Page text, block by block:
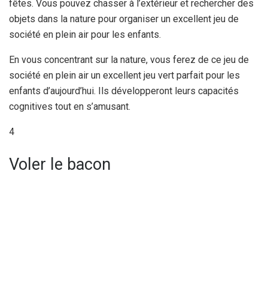
fêtes. Vous pouvez chasser à l’extérieur et rechercher des
objets dans la nature pour organiser un excellent jeu de
société en plein air pour les enfants.
En vous concentrant sur la nature, vous ferez de ce jeu de
société en plein air un excellent jeu vert parfait pour les
enfants d’aujourd’hui. Ils développeront leurs capacités
cognitives tout en s’amusant.
4
Voler le bacon